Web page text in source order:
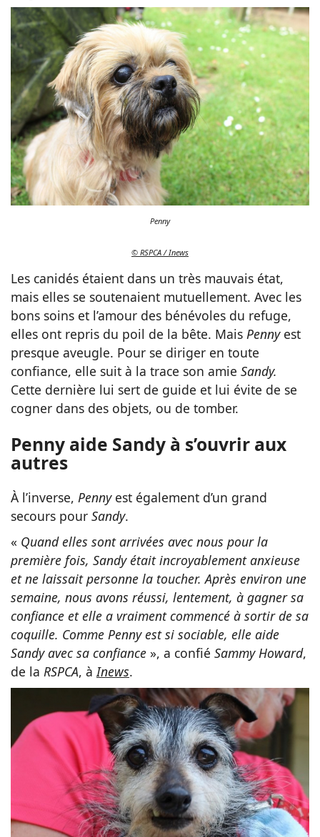
Penny
© RSPCA / Inews
Les canidés étaient dans un très mauvais état,
mais elles se soutenaient mutuellement. Avec les
bons soins et l’amour des bénévoles du refuge,
elles ont repris du poil de la bête. Mais Pennyest
presque aveugle. Pour se diriger en toute
confiance, elle suit à la trace son amie Sandy.
Cette dernière lui sert de guide et lui évite de se
cogner dans des objets, ou de tomber.
Penny aide Sandy à s’ouvrir aux
autres
À l’inverse, Pennyest également d’un grand
secours pour Sandy.
« Quand elles sont arrivées avec nous pour la
première fois, Sandy était incroyablement anxieuse
et ne laissait personne la toucher. Après environ une
semaine, nous avons réussi, lentement, à gagner sa
confiance et elle a vraiment commencé à sortir de sa
coquille. Comme Penny est si sociable, elle aide
Sandy avec sa confiance », a confié Sammy Howard,
de la RSPCA, àInews.